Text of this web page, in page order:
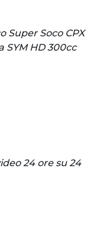
Super Soco CPX
SYM HD 300cc
24 ore su 24